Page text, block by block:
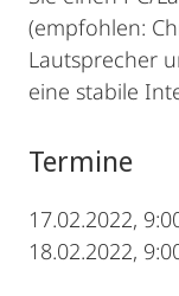
(empfohlen:
Lautsprecher
eine stabile
Termine
17.02.2022,
18.02.2022,